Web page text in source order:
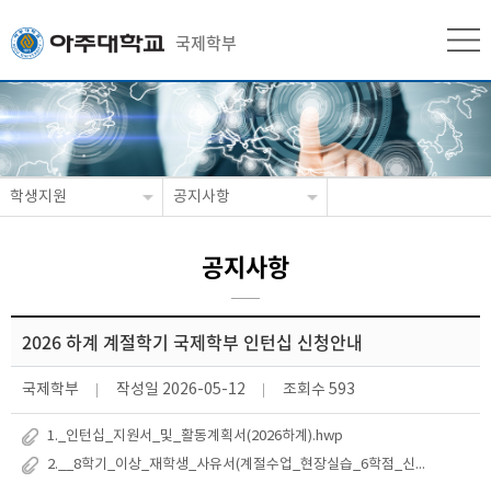
국제학부
학생지원 공지사항
공지사항
2026 하계 계절학기 국제학부 인턴십 신청안내
국제학부 작성일 2026-05-12 조회수 593
1._인턴십_지원서_및_활동계획서(2026하계).hwp
2.__8학기_이상_재학생_사유서(계절수업_현장실습_6학점_신청_학생_대상).hwp